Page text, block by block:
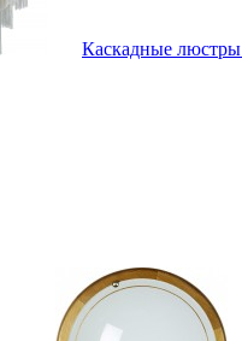
Каскадные люстры